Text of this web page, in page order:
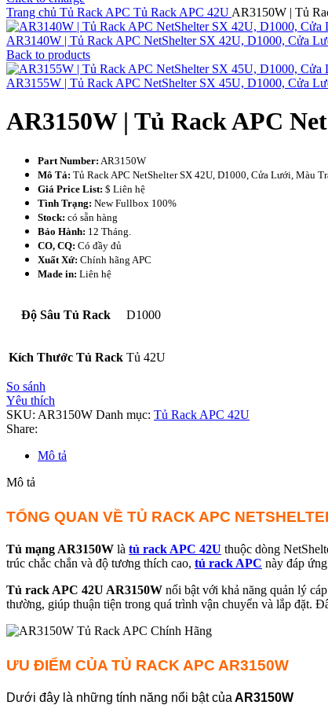
Trang chủ Tủ Rack APC Tủ Rack APC 42U AR3150W | Tủ
AR3140W | Tủ Rack APC NetShelter SX 42U, D1000, Cửa
Back to products
AR3155W | Tủ Rack APC NetShelter SX 45U, D1000, Cửa
AR3150W | Tủ Rack APC
Part Number: AR3150W
Mô Tả: Tủ Rack APC NetShelter SX 42U, D1000, Cửa Lưới, Màu
Giá Price List: $ Liên hệ
Tình Trạng: New Fullbox 100%
Stock: có sẵn hàng
Bảo Hành: 12 Tháng.
CO, CQ: Có đầy đủ
Xuất Xứ: Chính hãng APC
Made in: Liên hệ
Độ Sâu Tủ Rack D1000
Kích Thước Tủ Rack Tủ 42U
So sánh
Yêu thích
SKU: AR3150W Danh mục: Tủ Rack APC 42U
Share:
Mô tả
Mô tả
TỔNG QUAN VỀ TỦ RACK APC
Tủ mạng AR3150W là tủ rack APC 42U thuộc dòng
trúc chắc chắn và độ tương thích cao, tủ rack APC này đáp
Tủ rack APC 42U AR3150W nổi bật với khả năng quản lý
thường, giúp thuận tiện trong quá trình vận chuyển và lắp đặt.
ƯU ĐIỂM CỦA TỦ RACK APC AR3150W
Dưới đây là những tính năng nổi bật của AR3150W